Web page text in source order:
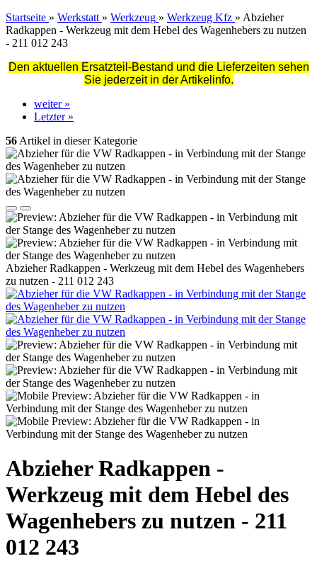
Startseite » Werkstatt » Werkzeug » Werkzeug Kfz » Abzieher
Radkappen - Werkzeug mit dem Hebel des Wagenhebers zu nutzen
- 211 012 243
Den aktuellen Ersatzteil-Bestand und die Lieferzeiten sehen
Sie jederzeit in der Artikelinfo.
weiter »
Letzter »
56 Artikel in dieser Kategorie
Abzieher Radkappen - Werkzeug mit dem Hebel des Wagenhebers
zu nutzen - 211 012 243
Abzieher Radkappen -
Werkzeug mit dem Hebel des
Wagenhebers zu nutzen - 211
012 243